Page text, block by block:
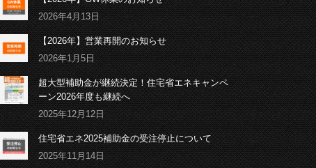
2026年4月13日
【2026年】営業再開のお知らせ
2026年1月5日
超大型補助金が継続決定！住宅省エネキャンペ
ーン2026年度も継続へ
2025年12月12日
住宅省エネ2025補助金の受注停止について
2025年11月14日